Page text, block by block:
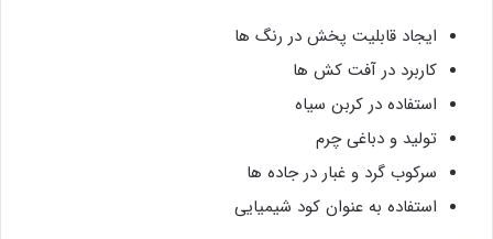
ایجاد قابلیت پخش در رنگ ها
کاربرد در آفت کش ها
استفاده در کربن سیاه
تولید و دباغی چرم
سرکوب گرد و غبار در جاده ها
استفاده به عنوان کود شیمیایی